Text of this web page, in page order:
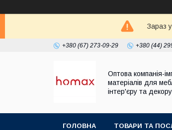
Зараз
+380 (67) 273-09-29 +380 (44)
Оптова компанія-
матеріалів для
інтер'єру та декору
ГОЛОВНА ТОВАРИ ТА